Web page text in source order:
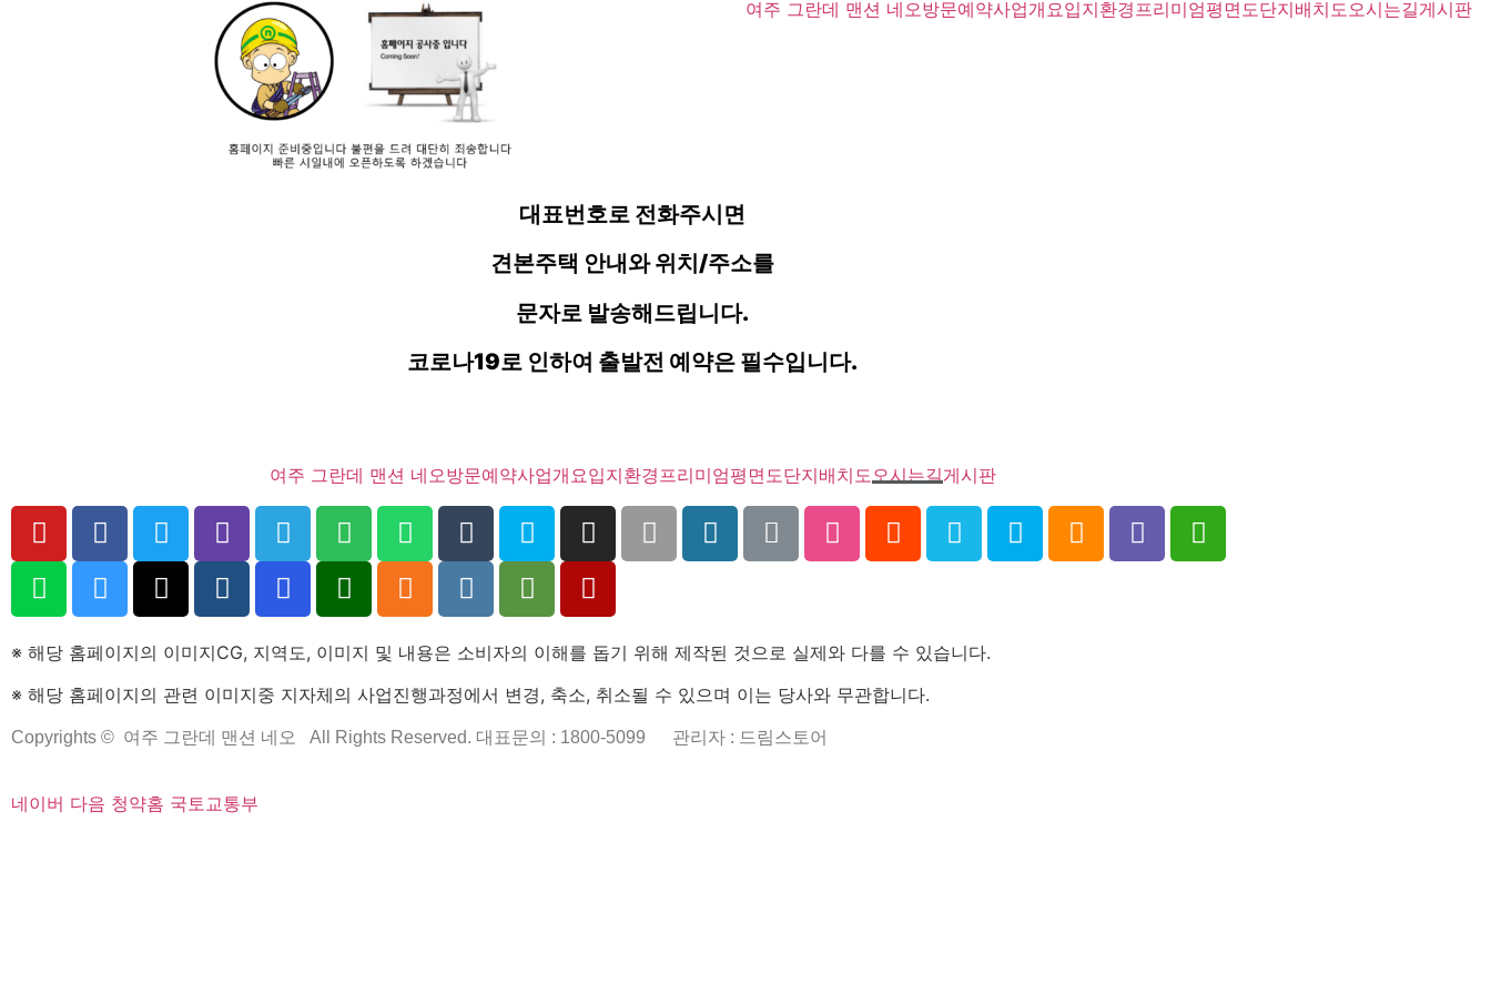
여주 그란데 맨션 네오방문예약사업개요입지환경프리미엄평면도단지배치도오시는길게시판
대표번호로 전화주시면
견본주택 안내와 위치/주소를
문자로 발송해드립니다.
코로나19로 인하여 출발전 예약은 필수입니다.
여주 그란데 맨션 네오방문예약사업개요입지환경 프리미엄평면도단지배치도 오시는길게시판
※ 해당 홈페이지의 이미지CG, 지역도, 이미지 및 내용은 소비자의 이해를 돕기 위해 제작된 것으로 실제와 다를 수 있습니다.
※ 해당 홈페이지의 관련 이미지중 지자체의 사업진행과정에서 변경, 축소, 취소될 수 있으며 이는 당사와 무관합니다.
Copyrights © 여주 그란데 맨션 네오 All Rights Reserved. 대표문의 : 1800-5099 관리자 : 드림스토어
네이버 다음 청약홈 국토교통부